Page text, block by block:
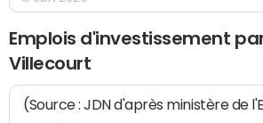
Emplois d'investissement
Villecourt
(Source : JDN d'après ministère de